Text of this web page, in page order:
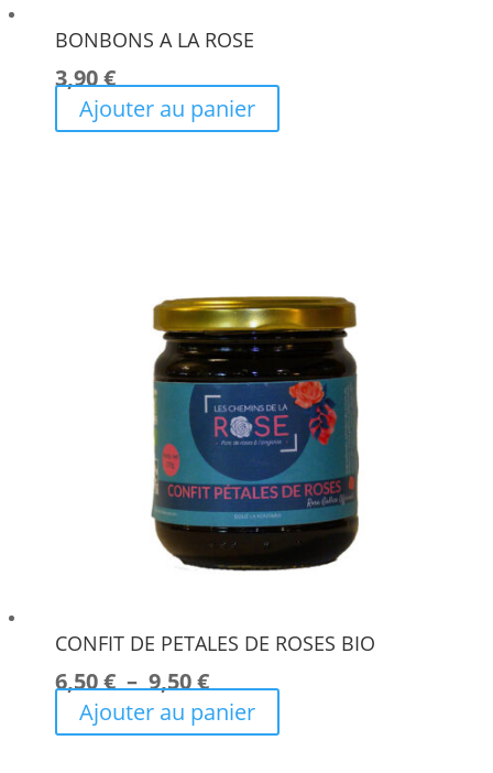
BONBONS A LA ROSE
3,90€
Ajouter au panier
CONFIT DE PETALES DE ROSES BIO
6,50€–9,50€Plage
de
prix :
6,50 €
Ajouter au panier
produit